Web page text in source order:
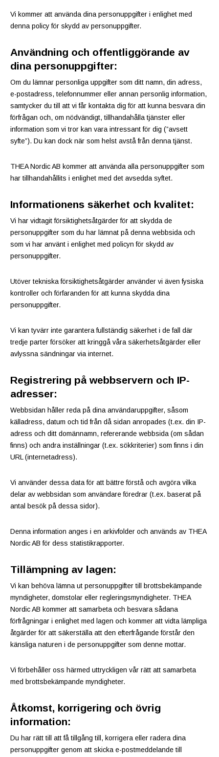
Vi kommer att använda dina personuppgifter i enlighet med
denna policy för skydd av personuppgifter.
Användning och offentliggörande av
dina personuppgifter:
Om du lämnar personliga uppgifter som ditt namn, din adress,
e-postadress, telefonnummer eller annan personlig information,
samtycker du till att vi får kontakta dig för att kunna besvara din
förfrågan och, om nödvändigt, tillhandahålla tjänster eller
information som vi tror kan vara intressant för dig (”avsett
syfte”). Du kan dock när som helst avstå från denna tjänst.
THEA Nordic AB kommer att använda alla personuppgifter som
har tillhandahållits i enlighet med det avsedda syftet.
Informationens säkerhet och kvalitet:
Vi har vidtagit försiktighetsåtgärder för att skydda de
personuppgifter som du har lämnat på denna webbsida och
som vi har använt i enlighet med policyn för skydd av
personuppgifter.
Utöver tekniska försiktighetsåtgärder använder vi även fysiska
kontroller och förfaranden för att kunna skydda dina
personuppgifter.
Vi kan tyvärr inte garantera fullständig säkerhet i de fall där
tredje parter försöker att kringgå våra säkerhetsåtgärder eller
avlyssna sändningar via internet.
Registrering på webbservern och IP-
adresser:
Webbsidan håller reda på dina användaruppgifter, såsom
källadress, datum och tid från då sidan anropades (t.ex. din IP-
adress och ditt domännamn, refererande webbsida (om sådan
finns) och andra inställningar (t.ex. sökkriterier) som finns i din
URL (internetadress).
Vi använder dessa data för att bättre förstå och avgöra vilka
delar av webbsidan som användare föredrar (t.ex. baserat på
antal besök på dessa sidor).
Denna information anges i en arkivfolder och används av THEA
Nordic AB för dess statistikrapporter.
Tillämpning av lagen:
Vi kan behöva lämna ut personuppgifter till brottsbekämpande
myndigheter, domstolar eller regleringsmyndigheter. THEA
Nordic AB kommer att samarbeta och besvara sådana
förfrågningar i enlighet med lagen och kommer att vidta lämpliga
åtgärder för att säkerställa att den efterfrågande förstår den
känsliga naturen i de personuppgifter som denne mottar.
Vi förbehåller oss härmed uttryckligen vår rätt att samarbeta
med brottsbekämpande myndigheter.
Åtkomst, korrigering och övrig
information:
Du har rätt till att få tillgång till, korrigera eller radera dina
personuppgifter genom att skicka e-postmeddelande till